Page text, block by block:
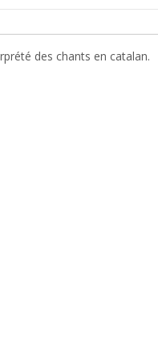
des chants en catalan.